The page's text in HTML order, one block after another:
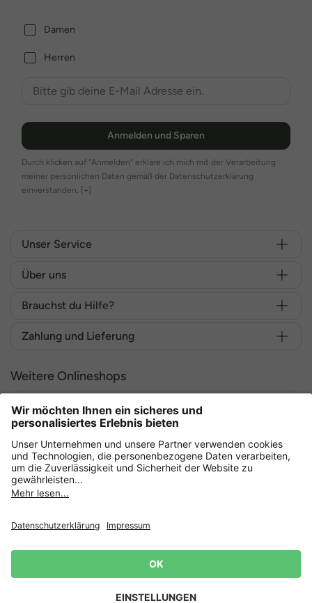
Damen
Herren
Anmelden und Sparen
Durch klicken auf "Anmelden" erkläre ich mich mit der Verarbeitung
meiner persönlichen Daten gemäß der Datenschutzerklärung
einverstanden. [+]
Unser Service
Über uns
Brauchst du Hilfe?
Zahlung und Lieferung
Weitere Onlineshops
Deutschland
Sicher einkaufen mit
AGB
Lieferbedingungen
Impressum Cookie Einstellungen